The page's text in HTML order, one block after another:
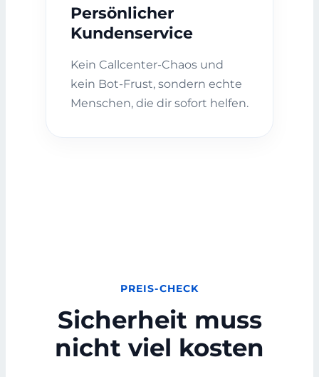
Persönlicher
Kundenservice
Kein Callcenter-Chaos und
kein Bot-Frust, sondern echte
Menschen, die dir sofort helfen.
PREIS-CHECK
Sicherheit muss
nicht viel kosten